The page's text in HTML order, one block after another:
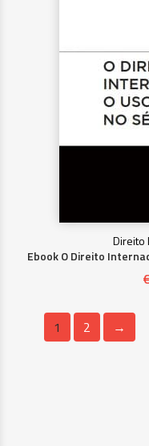
Direito
Ebook O Direito
€
1 2 →